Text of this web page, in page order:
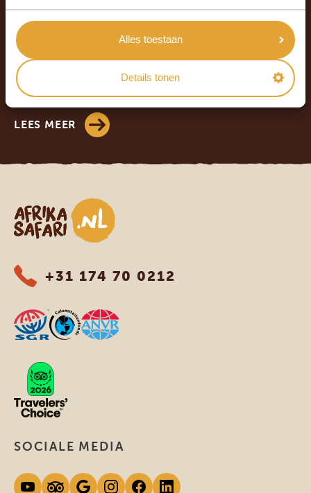
Alles toestaan
Details tonen
WAT ZEGGEN ONZE KLANTEN? LEES DE
REVIEWS!
4.9/5
933+ reviews
LEES MEER
Afrika safari
+31 174 70 0212
SOCIALE MEDIA